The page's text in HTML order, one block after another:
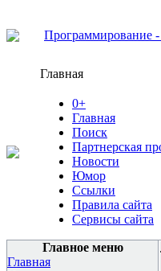
Программирование -
Главная
0+
Главная
Поиск
Партнерская
Новости
Юмор
Ссылки
Правила сайта
Сервисы сайта
Главное меню
Главная
.